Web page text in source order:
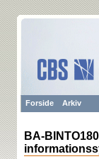
Forside Arkiv
BA-